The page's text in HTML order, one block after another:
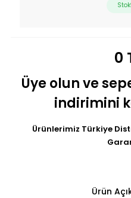
0
Üye olun ve
indirimini
Ürünlerimiz Türkiye
Ürün